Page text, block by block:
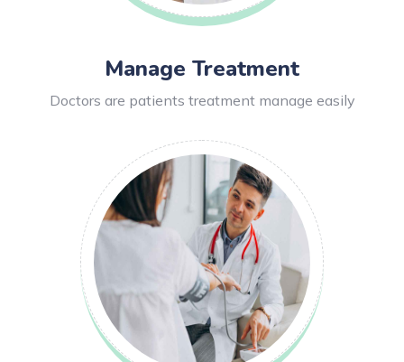
Manage Treatment
Doctors are patients treatment manage easily